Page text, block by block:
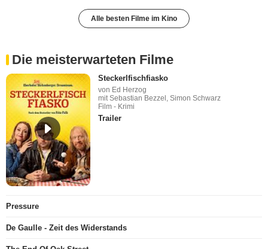
Alle besten Filme im Kino
Die meisterwarteten Filme
Steckerlfischfiasko
von Ed Herzog
mit Sebastian Bezzel, Simon Schwarz
Film - Krimi
Trailer
Pressure
De Gaulle - Zeit des Widerstands